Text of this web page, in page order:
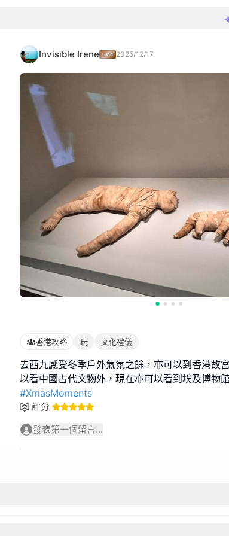
Invisible Irene 2025/12/17
香港攻略 玩 文化禮儀
去西九感受冬季戶外氣氛之餘，亦可以到香港故
#XmasMoments
評分
發表第一個留言...